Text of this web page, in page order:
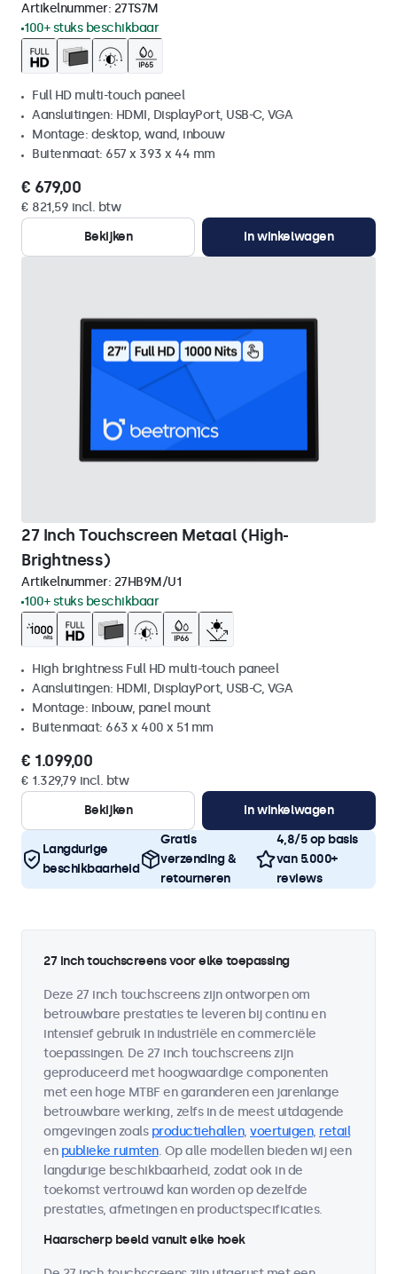
Artikelnummer: 27TS7M
100+ stuks beschikbaar
Full HD multi-touch paneel
Aansluitingen: HDMI, DisplayPort, USB-C, VGA
Montage: desktop, wand, inbouw
Buitenmaat: 657 x 393 x 44 mm
€ 679,00
€ 821,59 incl. btw
Bekijken
In winkelwagen
27 Inch Touchscreen Metaal (High-
Brightness)
Artikelnummer: 27HB9M/U1
100+ stuks beschikbaar
High brightness Full HD multi-touch paneel
Aansluitingen: HDMI, DisplayPort, USB-C, VGA
Montage: inbouw, panel mount
Buitenmaat: 663 x 400 x 51 mm
€ 1.099,00
€ 1.329,79 incl. btw
Bekijken
In winkelwagen
Langdurige
beschikbaarheid
Gratis
verzending &
retourneren
4,8/5 op basis
van 5.000+
reviews
27 inch touchscreens voor elke toepassing
Deze 27 inch touchscreens zijn ontworpen om
betrouwbare prestaties te leveren bij continu en
intensief gebruik in industriële en commerciële
toepassingen. De 27 inch touchscreens zijn
geproduceerd met hoogwaardige componenten
met een hoge MTBF en garanderen een jarenlange
betrouwbare werking, zelfs in de meest uitdagende
omgevingen zoals productiehallen, voertuigen, retail
en publieke ruimten. Op alle modellen bieden wij een
langdurige beschikbaarheid, zodat ook in de
toekomst vertrouwd kan worden op dezelfde
prestaties, afmetingen en productspecificaties.
Haarscherp beeld vanuit elke hoek